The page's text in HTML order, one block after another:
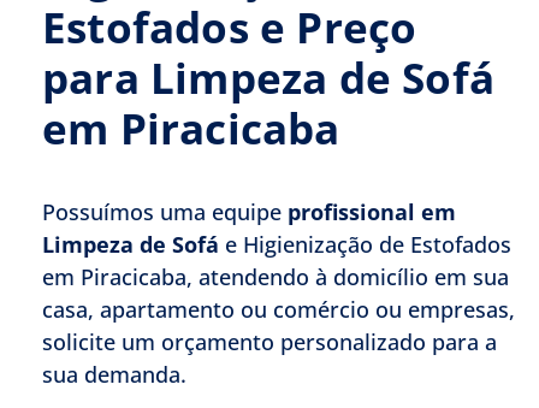
Estofados e Preço
para Limpeza de Sofá
em Piracicaba
Possuímos uma equipe profissional em
Limpeza de Sofá e Higienização de Estofados
em Piracicaba, atendendo à domicílio em sua
casa, apartamento ou comércio ou empresas,
solicite um orçamento personalizado para a
sua demanda.